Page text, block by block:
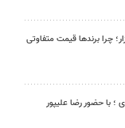
چرا برندها قیمت متفاوتی
با حضور رضا علیپور